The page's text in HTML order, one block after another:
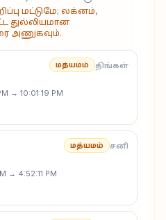
மட்டுமே; லக்னம்,
துல்லியமான
அணுகவும்.
மத்யமம் திங்கள்
→ 10:01:19 PM
மத்யமம் சனி
→ 4:52:11 PM